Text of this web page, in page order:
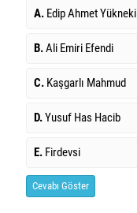
A. Edip Ahmet Yükneki
B.Ali Emiri Efendi
C. Kaşgarlı Mahmud
D.Yusuf Has Hacib
E. Firdevsi
Cevabı Göster